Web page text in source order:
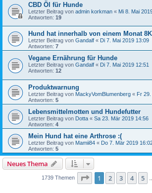
CBD Öl für Hunde
Letzter Beitrag von admin korkman « Mi 8. Mai
Antworten: 19
Hund hat innerhalb von einem Monat
Letzter Beitrag von Gandalf « Di 7. Mai 2019 13:09
Antworten: 7
Vegane Ernährung für Hunde
Letzter Beitrag von Gandalf « Di 7. Mai 2019 12:51
Antworten: 12
Produktwarnung
Letzter Beitrag von MackyVomBlumenberg « Fr
Antworten: 5
Lebensmittelmotten und Hundefutter
Letzter Beitrag von Dotta « Sa 23. Mär 2019 14:56
Antworten: 4
Mein Hund hat eine Arthrose :(
Letzter Beitrag von Mamii84 « Do 7. Mär 2019
Antworten: 5
Neues Thema
1739 Themen Seite 1von 70
1 2 3 4 5